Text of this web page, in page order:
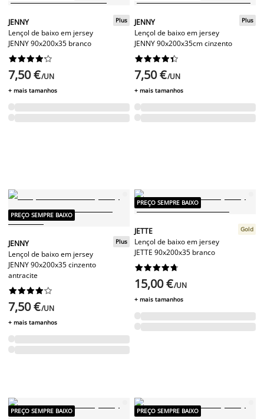
JENNY
Lençol de baixo em jersey
JENNY 90x200x35 branco
Plus






7,50 €/UN
+ mais tamanhos
JENNY
Lençol de baixo em jersey
JENNY 90x200x35cm cinzento
Plus






7,50 €/UN
+ mais tamanhos
PREÇO SEMPRE BAIXO
JENNY
Lençol de baixo em jersey
JENNY 90x200x35 cinzento
antracite
Plus






7,50 €/UN
+ mais tamanhos
PREÇO SEMPRE BAIXO
JETTE
Lençol de baixo em jersey
JETTE 90x200x35 branco
Gold






15,00 €/UN
+ mais tamanhos
PREÇO SEMPRE BAIXO PREÇO SEMPRE BAIXO